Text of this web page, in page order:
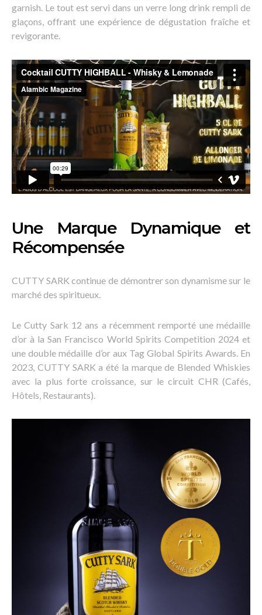
garnish. Le tout est servi dans un verre long drink rempli de
glaçons, offrant une expérience de dégustation fraîche et
revigorante.
Une Marque Dynamique et
Récompensée
CUTTY SARK continue de démontrer son dynamisme sur le
marché des spiritueux.
Le Cutty Sark 12 ans a récemment remporté une médaille
d’or à la San Francisco World Spirits Competition 2024 et
une double médaille d’or aux Tag Global Spirits Awards. En
2023, CUTTY SARK a été la marque de Blended Whiskies
avec la plus forte croissance, sur le circuit CHR (Cafés,
Hôtels, Restaurants).